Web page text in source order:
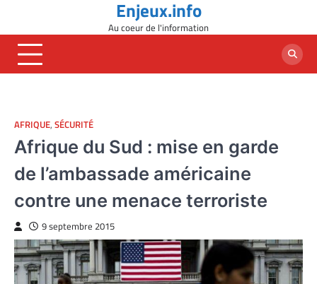
content
Enjeux.info
Au coeur de l'information
AFRIQUE, SÉCURITÉ
Afrique du Sud : mise en garde
de l’ambassade américaine
contre une menace terroriste
9 septembre 2015